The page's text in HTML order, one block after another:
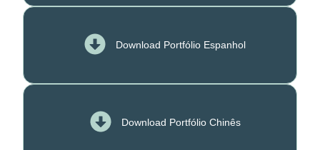
Download Portfólio Espanhol
Download Portfólio Chinês